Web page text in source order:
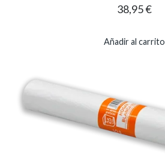
38,95€
Añadir al carrito